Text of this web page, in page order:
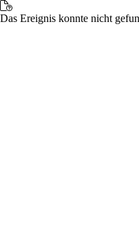
Das Ereignis konnte nicht